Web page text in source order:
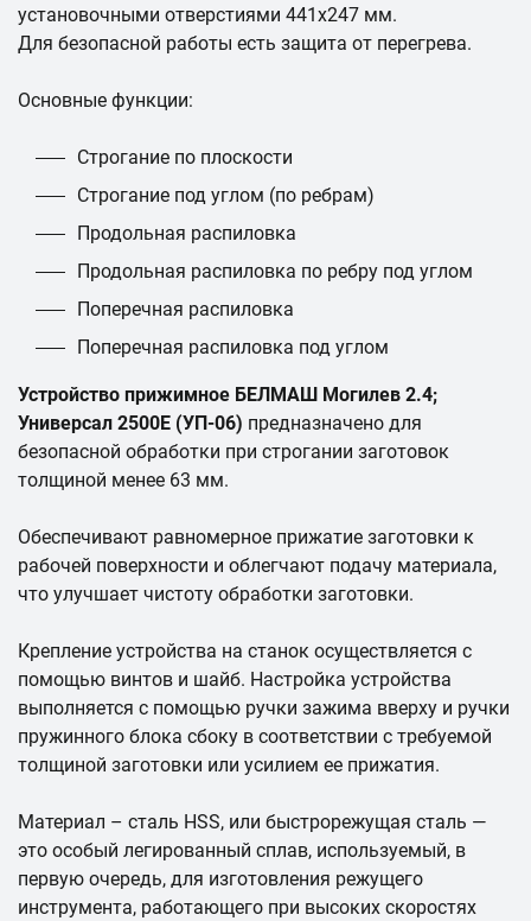
установочными отверстиями 441х247 мм.
Для безопасной работы есть защита от перегрева.
Основные функции:
Строгание по плоскости
Строгание под углом (по ребрам)
Продольная распиловка
Продольная распиловка по ребру под углом
Поперечная распиловка
Поперечная распиловка под углом
Устройство прижимное БЕЛМАШ Могилев 2.4;
Универсал 2500Е (УП-06) предназначено для
безопасной обработки при строгании заготовок
толщиной менее 63 мм.
Обеспечивают равномерное прижатие заготовки к
рабочей поверхности и облегчают подачу материала,
что улучшает чистоту обработки заготовки.
Крепление устройства на станок осуществляется с
помощью винтов и шайб. Настройка устройства
выполняется с помощью ручки зажима вверху и ручки
пружинного блока сбоку в соответствии с требуемой
толщиной заготовки или усилием ее прижатия.
Материал – сталь HSS, или быстрорежущая сталь —
это особый легированный сплав, используемый, в
первую очередь, для изготовления режущего
инструмента, работающего при высоких скоростях